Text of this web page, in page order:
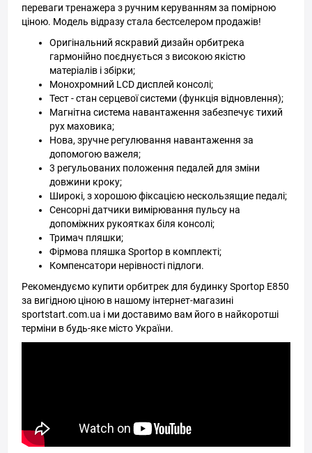
переваги тренажера з ручним керуванням за помірною
ціною. Модель відразу стала бестселером продажів!
Оригінальний яскравий дизайн орбитрека
гармонійно поєднується з високою якістю
матеріалів і збірки;
Монохромний LCD дисплей консолі;
Тест - стан серцевої системи (функція відновлення);
Магнітна система навантаження забезпечує тихий
рух маховика;
Нова, зручне регулювання навантаження за
допомогою важеля;
3 регульованих положення педалей для зміни
довжини кроку;
Широкі, з хорошою фіксацією нескользящие педалі;
Сенсорні датчики вимірювання пульсу на
допоміжних рукоятках біля консолі;
Тримач пляшки;
Фірмова пляшка Sportop в комплекті;
Компенсатори нерівності підлоги.
Рекомендуємо купити орбитрек для будинку Sportop E850
за вигідною ціною в нашому інтернет-магазині
sportstart.com.ua і ми доставимо вам його в найкоротші
терміни в будь-яке місто України.